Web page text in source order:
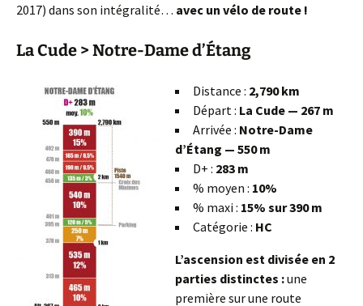
2017) dans son intégralité… avec un vélo de route !
La Cude > Notre-Dame d’Étang
Distance : 2,790 km
Départ : La Cude — 267 m
Arrivée : Notre-Dame
d’Étang — 550 m
D+ : 283 m
% moyen : 10%
% maxi : 15% sur 390 m
Catégorie : HC
L’ascension est divisée en 2
parties distinctes :une
première sur une route